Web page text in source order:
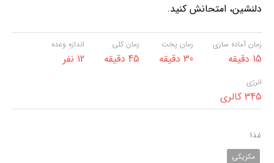
دلنشین، امتحانش کنید.
زمان آماده سازی
15 دقیقه
زمان پخت
30 دقیقه
زمان کلی
45 دقیقه
اندازه وعده
12 نفر
انرژی
345 کالری
غذا
مکزیکی